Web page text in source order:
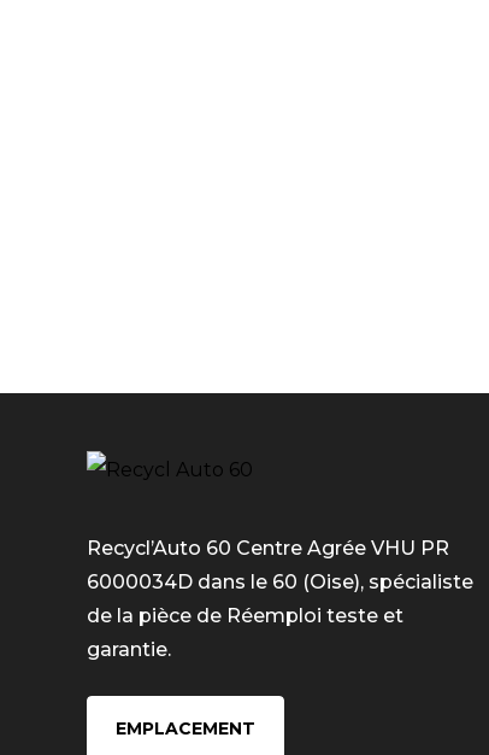
Recycl’Auto 60 Centre Agrée VHU PR
6000034D dans le 60 (Oise), spécialiste
de la pièce de Réemploi teste et
garantie.
EMPLACEMENT